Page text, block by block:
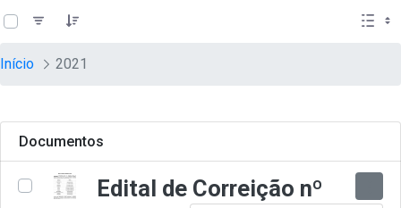
Pular para o Conteúdo principal
teste descricao
Início 2021
Documentos
Edital de Correição nº